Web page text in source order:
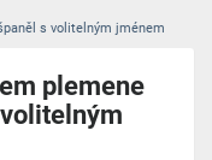
s volitelným jménem
plemene